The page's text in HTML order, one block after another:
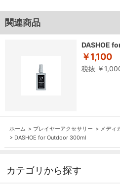
関連商品
DASHOE
￥1,100
税抜 ￥
ホーム > プレイヤーアクセサリー > メディ
> DASHOE for Outdoor 300ml
カテゴリから探す